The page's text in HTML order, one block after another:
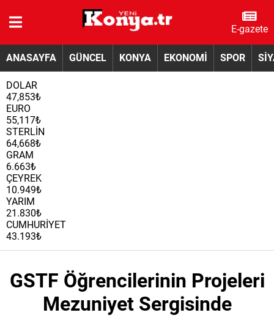
E-gazete
ANASAYFA GÜNCEL KONYA EKONOMİ SPOR
DOLAR
47,853₺
EURO
55,117₺
STERLİN
64,668₺
GRAM
6.663₺
ÇEYREK
10.949₺
YARIM
21.830₺
CUMHURİYET
43.193₺
GSTF Öğrencilerinin Projeleri
Mezuniyet Sergisinde